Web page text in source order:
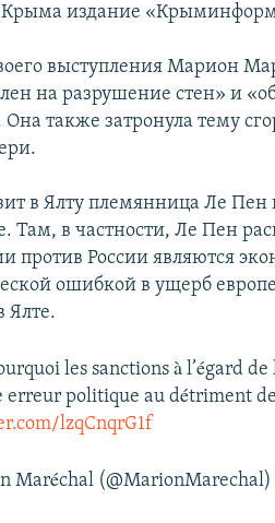
Крыма издание
выступления Марион
на разрушение стен» и
также затронула тему
в Ялту племянница Ле Пен
Там, в частности, Ле Пен
против России являются
ошибкой в ущерб
Ялте.
les sanctions à l’égard de
erreur politique au détriment
lzqCnqrG1f
Maréchal (@MarionMarechal)